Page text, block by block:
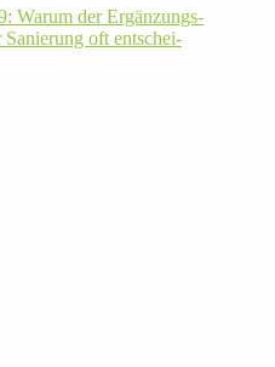
Warum der Ergän­zungs­
Sanie­rung oft ent­schei­